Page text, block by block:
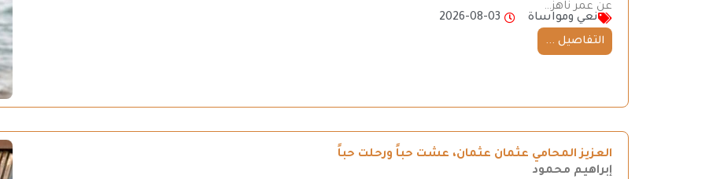
عن عمر ناهز…
نعي ومواساة
2026-08-03
التفاصيل ...
العزيز المحامي عثمان عثمان، عشت حباً ورحلت حباً
إبراهيم محمود